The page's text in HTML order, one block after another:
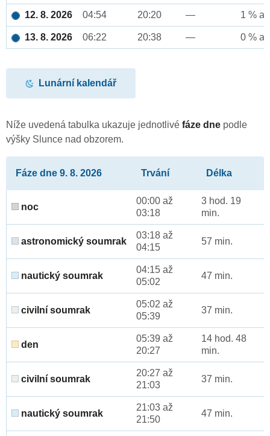
12. 8. 2026 04:54 20:20 — 1 %
13. 8. 2026 06:22 20:38 — 0 %
Lunární kalendář
Níže uvedená tabulka ukazuje jednotlivé fáze dne podle
výšky Slunce nad obzorem.
Fáze dne 9. 8. 2026 Trvání Délka
noc
00:00 až
03:18
3 hod. 19
min.
astronomický soumrak
03:18 až
04:15
57 min.
nautický soumrak
04:15 až
05:02
47 min.
civilní soumrak
05:02 až
05:39
37 min.
den
05:39 až
20:27
14 hod. 48
min.
civilní soumrak
20:27 až
21:03
37 min.
nautický soumrak
21:03 až
21:50
47 min.